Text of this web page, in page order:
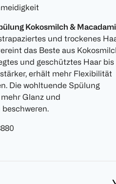
Kokosmilch &
und trockenes
das Beste aus
und geschütztes Haar bis
erhält mehr Flexibilität
Die wohltuende Spülung
Glanz und